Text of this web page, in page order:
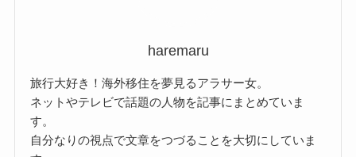
haremaru
旅行大好き！海外移住を夢見るアラサー女。
ネットやテレビで話題の人物を記事にまとめていま
す。
自分なりの視点で文章をつづることを大切にしていま